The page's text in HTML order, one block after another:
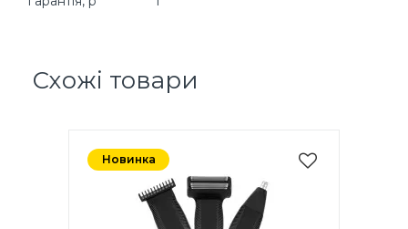
Схожі товари
Новинка